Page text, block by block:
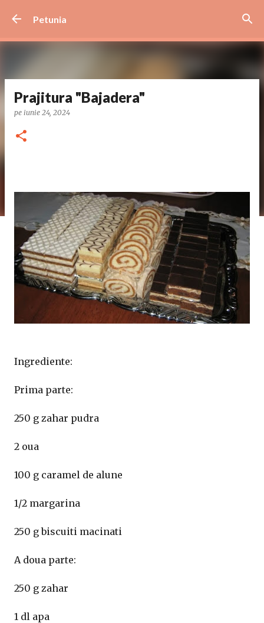
Petunia
Prajitura "Bajadera"
pe iunie 24, 2024
Ingrediente:
Prima parte:
250 g zahar pudra
2 oua
100 g caramel de alune
1/2 margarina
250 g biscuiti macinati
A doua parte:
250 g zahar
1 dl apa